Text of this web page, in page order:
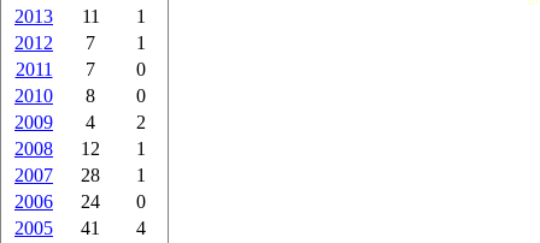
2013
11
1
2012
7
1
2011
7
0
2010
8
0
2009
4
2
2008
12
1
2007
28
1
2006
24
0
2005
41
4